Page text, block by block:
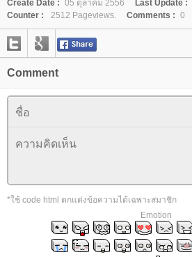
Create Date : 05 ตุลาคม 2556 Last Update :
Counter :
2512 Pageviews. Comments : 0
Comment
*ใช้ code html ตกแต่งข้อความได้เฉพาะสมาชิก
Emotion